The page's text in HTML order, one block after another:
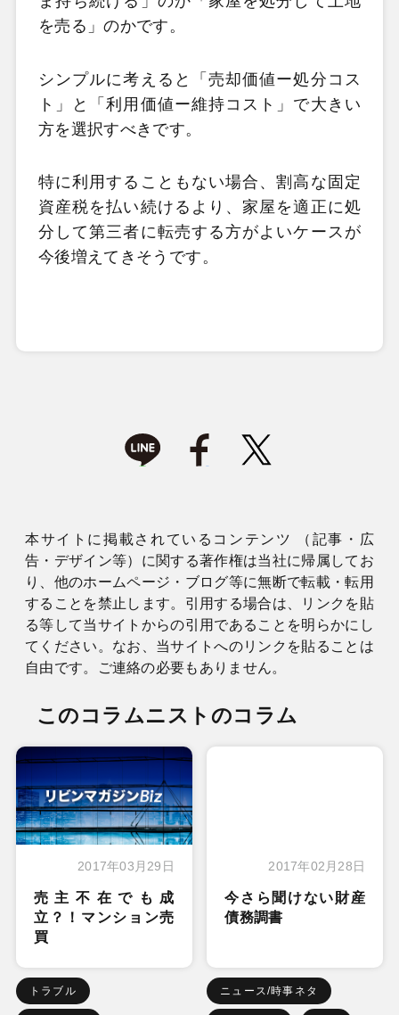
を売る」のかです。
シンプルに考えると「売却価値ー処分コス
ト」と「利用価値ー維持コスト」で大きい
方を選択すべきです。
特に利用することもない場合、割高な固定
資産税を払い続けるより、家屋を適正に処
分して第三者に転売する方がよいケースが
今後増えてきそうです。
本サイトに掲載されているコンテンツ （記事・広
告・デザイン等）に関する著作権は当社に帰属してお
り、他のホームページ・ブログ等に無断で転載・転用
することを禁止します。引用する場合は、リンクを貼
る等して当サイトからの引用であることを明らかにし
てください。なお、当サイトへのリンクを貼ることは
自由です。ご連絡の必要もありません。
このコラムニストのコラム
2017年03月29日
売主不在でも成
立？！マンション売
買
トラブル
2017年02月28日
今さら聞けない財産
債務調書
ニュース/時事ネタ